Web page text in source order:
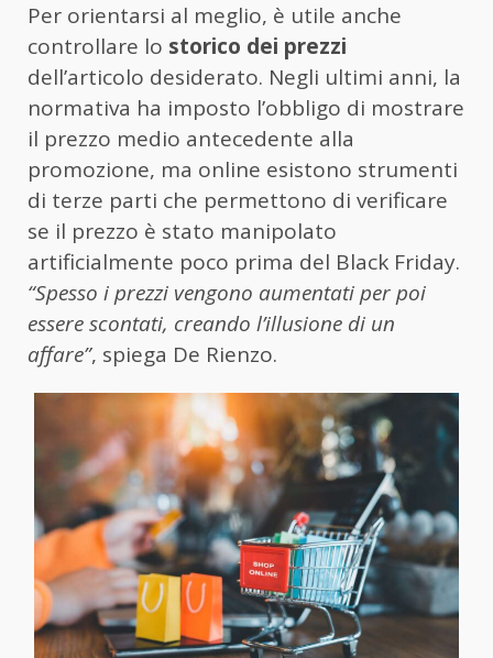
Per orientarsi al meglio, è utile anche
controllare lo storico dei prezzi
dell’articolo desiderato. Negli ultimi anni, la
normativa ha imposto l’obbligo di mostrare
il prezzo medio antecedente alla
promozione, ma online esistono strumenti
di terze parti che permettono di verificare
se il prezzo è stato manipolato
artificialmente poco prima del Black Friday.
“Spesso i prezzi vengono aumentati per poi
essere scontati, creando l’illusione di un
affare”, spiega De Rienzo.